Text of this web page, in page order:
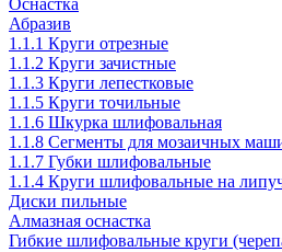
Оснастка
Абразив
1.1.1 Круги отрезные
1.1.2 Круги зачистные
1.1.3 Круги лепестковые
1.1.5 Круги точильные
1.1.6 Шкурка шлифовальная
1.1.8 Сегменты для мозаичных
1.1.7 Губки шлифовальные
1.1.4 Круги шлифовальные на
Диски пильные
Алмазная оснастка
Гибкие шлифовальные круги